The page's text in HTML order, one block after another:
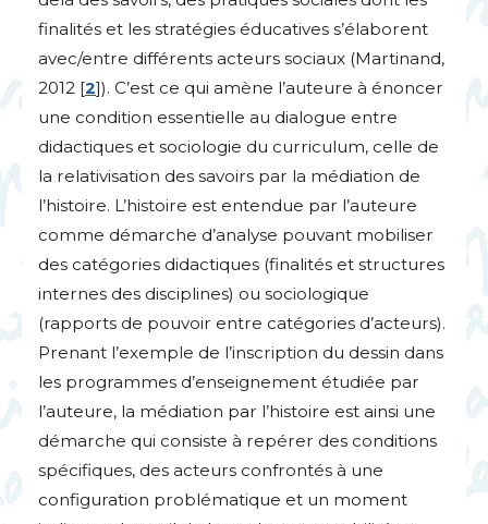
finalités et les stratégies éducatives s’élaborent
avec/entre différents acteurs sociaux (Martinand,
2012 [2]). C’est ce qui amène l’auteure à énoncer
une condition essentielle au dialogue entre
didactiques et sociologie du curriculum, celle de
la relativisation des savoirs par la médiation de
l’histoire. L’histoire est entendue par l’auteure
comme démarche d’analyse pouvant mobiliser
des catégories didactiques (finalités et structures
internes des disciplines) ou sociologique
(rapports de pouvoir entre catégories d’acteurs).
Prenant l’exemple de l’inscription du dessin dans
les programmes d’enseignement étudiée par
l’auteure, la médiation par l’histoire est ainsi une
démarche qui consiste à repérer des conditions
spécifiques, des acteurs confrontés à une
configuration problématique et un moment